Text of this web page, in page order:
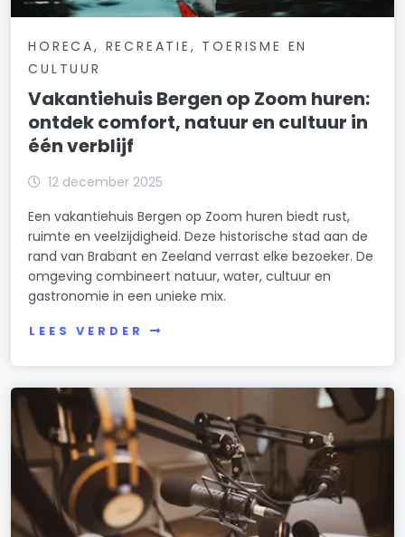
HORECA, RECREATIE, TOERISME EN
CULTUUR
Vakantiehuis Bergen op Zoom huren:
ontdek comfort, natuur en cultuur in
één verblijf
12 december 2025
Een vakantiehuis Bergen op Zoom huren biedt rust,
ruimte en veelzijdigheid. Deze historische stad aan de
rand van Brabant en Zeeland verrast elke bezoeker. De
omgeving combineert natuur, water, cultuur en
gastronomie in een unieke mix.
LEES VERDER